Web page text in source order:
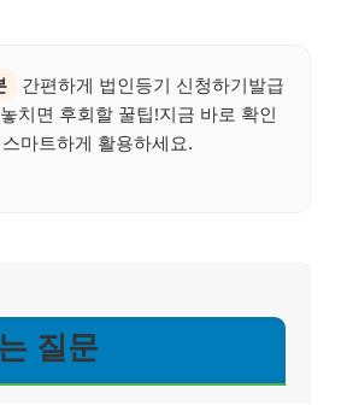
간편하게 법인등기 신청하기발급
치면 후회할 꿀팁!지금 바로 확인
마트하게 활용하세요.
질문